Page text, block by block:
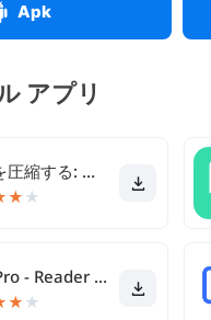
Apk
アプリ
写真を圧縮する: 写真のサイズを変更する & 写真の切り抜き
★ ★
PDF Pro - Reader & Maker
★ ★